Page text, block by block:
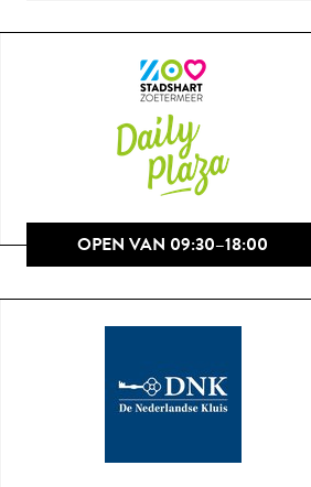
OPEN VAN 09:30–18:00